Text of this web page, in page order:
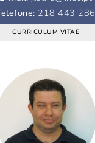
: 218 443 286
CURRICULUM VITAE